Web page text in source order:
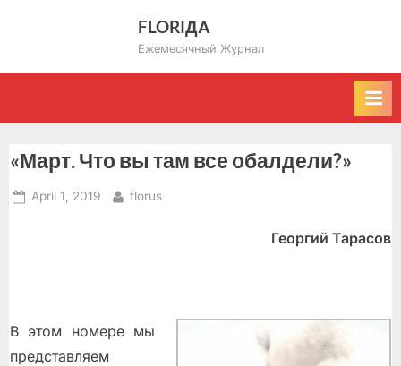
FLORIДА
Ежемесячный Журнал
«Март. Что вы там все обалдели?»
Posted
April 1, 2019 By
florus
Георгий Тарасов
В этом номере мы
представляем